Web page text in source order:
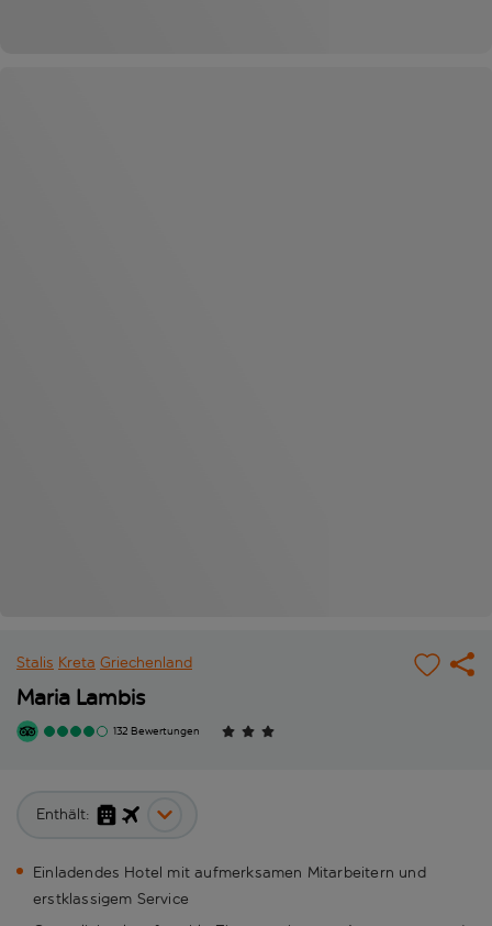
Stalis Kreta Griechenland
Maria Lambis
132 Bewertungen
Enthält:
Einladendes Hotel mit aufmerksamen Mitarbeitern und
erstklassigem Service